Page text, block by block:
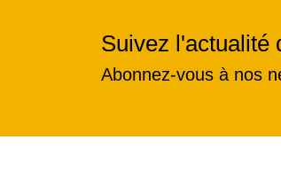
Suivez l'actualité
Abonnez-vous à nos